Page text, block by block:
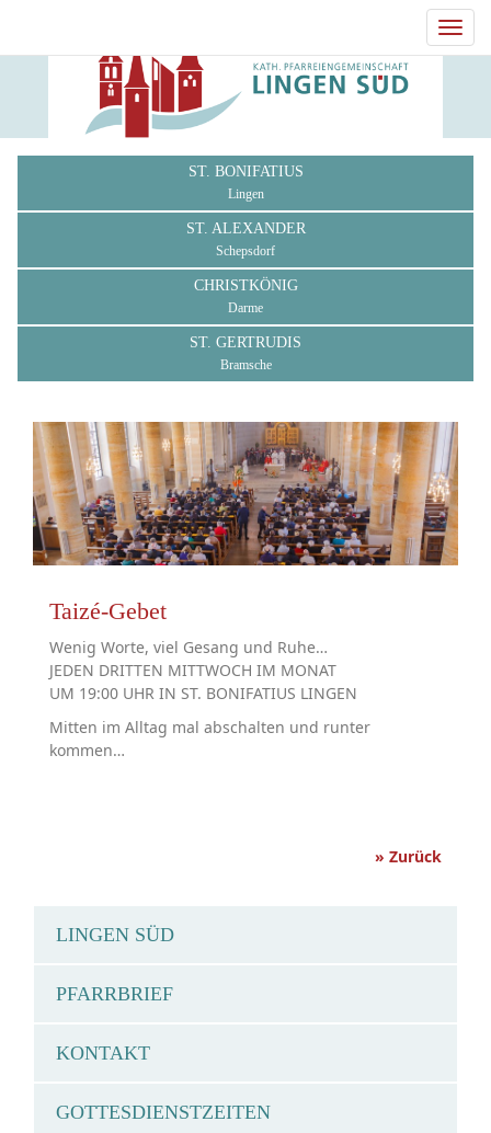
ST. BONIFATIUS
Lingen
ST. ALEXANDER
Schepsdorf
CHRISTKÖNIG
Darme
ST. GERTRUDIS
Bramsche
Taizé-Gebet
Wenig Worte, viel Gesang und Ruhe…
JEDEN DRITTEN MITTWOCH IM MONAT
UM 19:00 UHR IN ST. BONIFATIUS LINGEN
Mitten im Alltag mal abschalten und runter
kommen…
» Zurück
LINGEN SÜD
PFARRBRIEF
KONTAKT
GOTTESDIENSTZEITEN